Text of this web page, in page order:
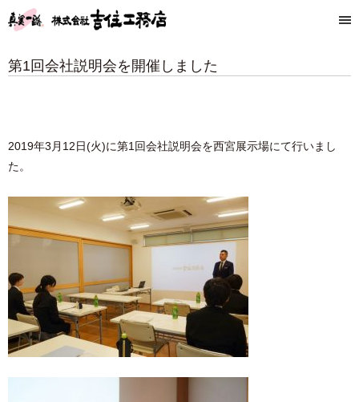
第1回会社説明会を開催しました
2019年3月12日(火)に第1回会社説明会を西宮展示場にて行いまし
た。